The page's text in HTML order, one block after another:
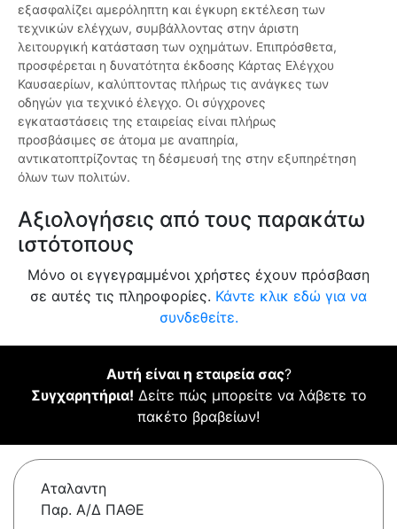
εξασφαλίζει αμερόληπτη και έγκυρη εκτέλεση των
τεχνικών ελέγχων, συμβάλλοντας στην άριστη
λειτουργική κατάσταση των οχημάτων. Επιπρόσθετα,
προσφέρεται η δυνατότητα έκδοσης Κάρτας Ελέγχου
Καυσαερίων, καλύπτοντας πλήρως τις ανάγκες των
οδηγών για τεχνικό έλεγχο. Οι σύγχρονες
εγκαταστάσεις της εταιρείας είναι πλήρως
προσβάσιμες σε άτομα με αναπηρία,
αντικατοπτρίζοντας τη δέσμευσή της στην εξυπηρέτηση
όλων των πολιτών.
Αξιολογήσεις από τους παρακάτω
ιστότοπους
Μόνο οι εγγεγραμμένοι χρήστες έχουν πρόσβαση
σε αυτές τις πληροφορίες. Κάντε κλικ εδώ για να
συνδεθείτε.
Αυτή είναι η εταιρεία σας?
Συγχαρητήρια! Δείτε πώς μπορείτε να λάβετε το
πακέτο βραβείων!
Αταλαντη
Παρ. Α/Δ ΠΑΘΕ